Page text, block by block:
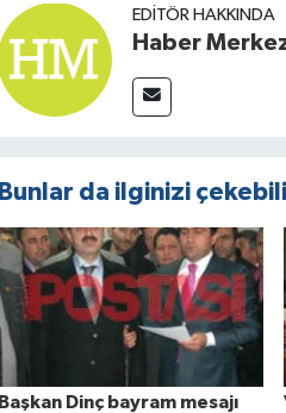
EDITÖR HAKKINDA
Haber
Bunlar da ilginizi
Başkan Dinç bayram mesajı